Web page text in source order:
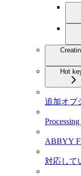
Hot
追加オプ
ABBYY
対応して